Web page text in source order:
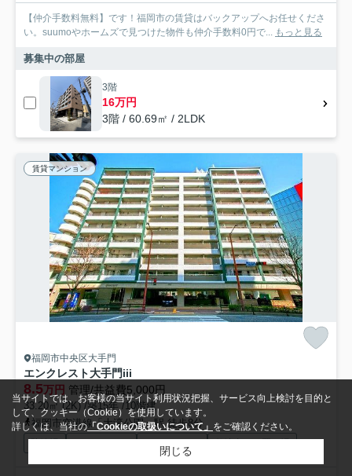
【仲介手数料無料】です！福岡市の賃貸はバックアップへお任せくださ
い。suumoやホームズで見つけた物件も仲介手数料0円で...
もっと見る
募集中の部屋
3階
16万円
3階 / 60.69㎡ / 2LDK
賃貸マンション
福岡市中央区大手門
エンクレスト大手門iii
8.5万円 管理/共益費5,000円
33.20㎡ (2K) /築15年 /10階建
福岡市空港線「大濠公園」駅 徒歩8分
駐輪場 オートロック エレベーター 敷地内ごみ置き場
当サイトでは、お客様の当サイト利用状況把握、サービス向上検討を目的と
して、クッキー（Cookie）を使用しています。
詳しくは、当社の「Cookieの取扱いについて」 をご確認ください。
閉じる